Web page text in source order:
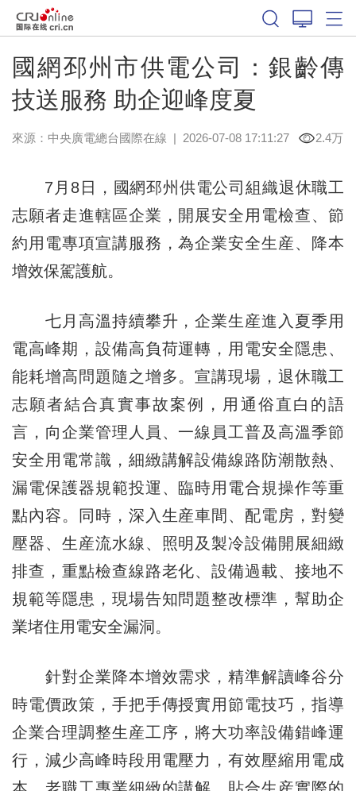
國網邳州市供電公司：銀齡傳
技送服務 助企迎峰度夏
來源：中央廣電總台國際在線 | 2026-07-08 17:11:27 2.4万
7月8日，國網邳州供電公司組織退休職工
志願者走進轄區企業，開展安全用電檢查、節
約用電專項宣講服務，為企業安全生産、降本
增效保駕護航。
七月高溫持續攀升，企業生産進入夏季用
電高峰期，設備高負荷運轉，用電安全隱患、
能耗增高問題隨之增多。宣講現場，退休職工
志願者結合真實事故案例，用通俗直白的語
言，向企業管理人員、一線員工普及高溫季節
安全用電常識，細緻講解設備線路防潮散熱、
漏電保護器規範投運、臨時用電合規操作等重
點內容。同時，深入生産車間、配電房，對變
壓器、生産流水線、照明及製冷設備開展細緻
排查，重點檢查線路老化、設備過載、接地不
規範等隱患，現場告知問題整改標準，幫助企
業堵住用電安全漏洞。
針對企業降本增效需求，精準解讀峰谷分
時電價政策，手把手傳授實用節電技巧，指導
企業合理調整生産工序，將大功率設備錯峰運
行，減少高峰時段用電壓力，有效壓縮用電成
本。老職工專業細緻的講解、貼合生産實際的